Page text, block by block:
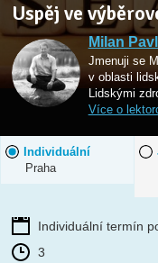
Uspěj ve
Milan
Jmenuji se
v oblasti
Lidskými
Více o
Individuální
Praha
Individuální termín
3